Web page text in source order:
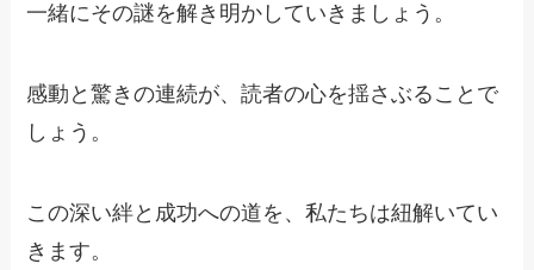
一緒にその謎を解き明かしていきましょう。
感動と驚きの連続が、読者の心を揺さぶることで
しょう。
この深い絆と成功への道を、私たちは紐解いてい
きます。